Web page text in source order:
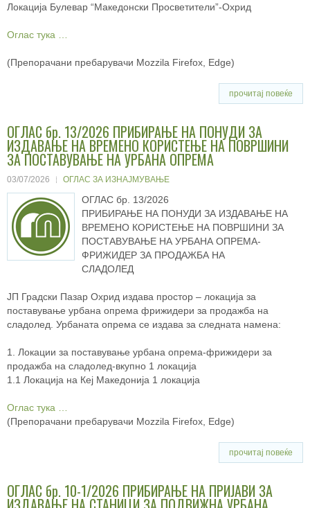
Локација Булевар “Македонски Просветители”-Охрид
Оглас тука …
(Препорачани пребарувачи Mozzila Firefox, Edge)
прочитај повеќе
ОГЛАС бр. 13/2026 ПРИБИРАЊЕ НА ПОНУДИ ЗА
ИЗДАВАЊЕ НА ВРЕМЕНО КОРИСТЕЊЕ НА ПОВРШИНИ
ЗА ПОСТАВУВАЊЕ НА УРБАНА ОПРЕМА
03/07/2026 ОГЛАС ЗА ИЗНАЈМУВАЊЕ
ОГЛАС бр. 13/2026
ПРИБИРАЊЕ НА ПОНУДИ ЗА ИЗДАВАЊЕ НА
ВРЕМЕНО КОРИСТЕЊЕ НА ПОВРШИНИ ЗА
ПОСТАВУВАЊЕ НА УРБАНА ОПРЕМА-
ФРИЖИДЕР ЗА ПРОДАЖБА НА
СЛАДОЛЕД
ЈП Градски Пазар Охрид издава простор – локација за
поставување урбана опрема фрижидери за продажба на
сладолед. Урбаната опрема се издава за следната намена:
1. Локации за поставување урбана oпpeмa-фрижидери за
продажба на сладолед-вкупно 1 локација
1.1 Локација на Кеј Македонија 1 локација
Оглас тука …
(Препорачани пребарувачи Mozzila Firefox, Edge)
прочитај повеќе
ОГЛАС бр. 10-1/2026 ПРИБИРАЊЕ НА ПРИЈАВИ ЗА